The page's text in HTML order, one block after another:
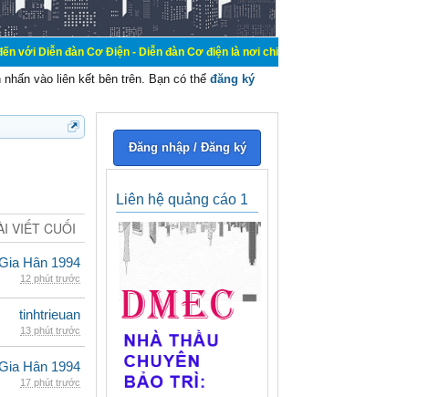
Cơ Điện - Diễn đàn Cơ điện là nơi chia sẽ kiến thức kinh nghiệm trong lãnh
nhấn vào liên kết bên trên. Bạn có thể đăng ký
VIẾT CUỐI
Hân 1994
12 phút trước
tinhtrieuan
13 phút trước
Hân 1994
17 phút trước
Đăng nhập / Đăng ký
Liên hệ quảng cáo 1